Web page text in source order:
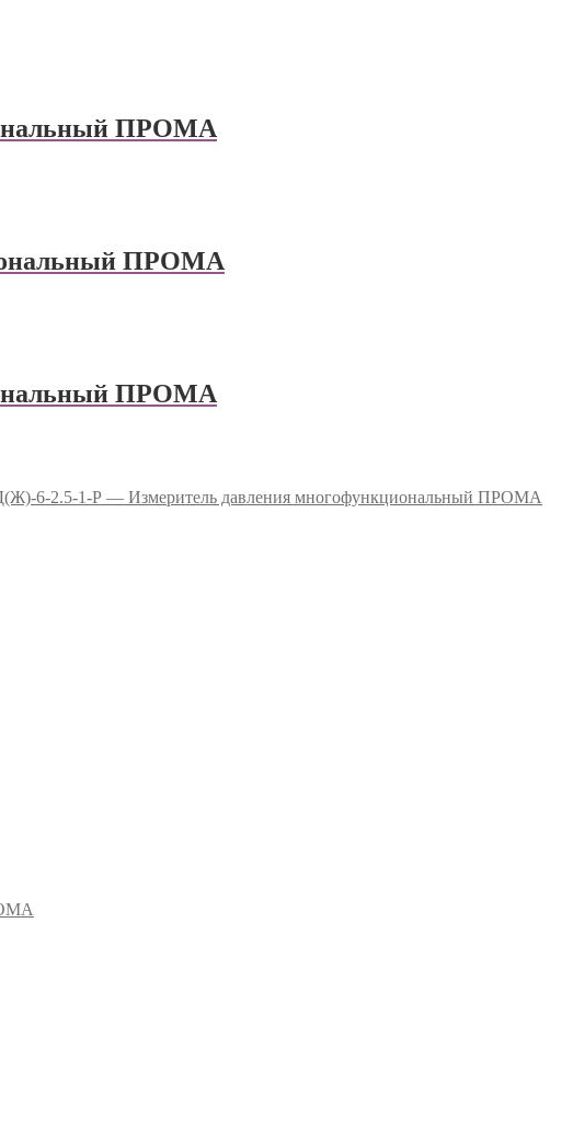
ПРОМА
ПРОМА
ПРОМА
6-2.5-1-Р — Измеритель давления многофункциональный ПРОМА